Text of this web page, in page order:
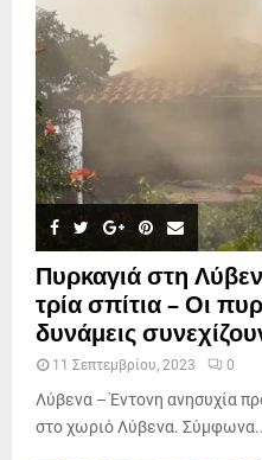
Πυρκαγιά στη
τρία σπίτια – Οι
δυνάμεις
11 Σεπτεμβρίου, 2023 0
Λύβενα – Έντονη ανησυχία
στο χωριό Λύβενα.